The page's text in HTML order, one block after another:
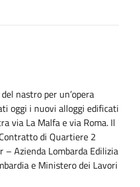
nastro per un’opera
oggi i nuovi alloggi edificati
via La Malfa e via Roma. Il
di Quartiere 2
Azienda Lombarda Edilizia
e Ministero dei Lavori